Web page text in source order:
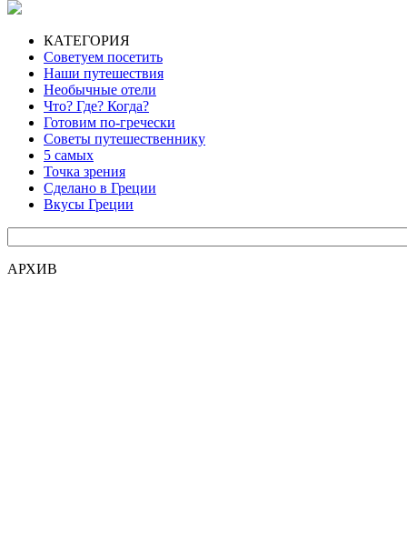
КАТЕГОРИЯ
Советуем посетить
Наши путешествия
Необычные отели
Что? Где? Когда?
Готовим по-гречески
Советы путешественнику
5 самых
Точка зрения
Сделано в Греции
Вкусы Греции
АРХИВ